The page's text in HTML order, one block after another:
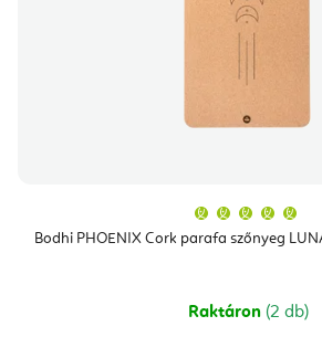
Bodhi PHOENIX Cork parafa szőnyeg
Raktáron (2 db)